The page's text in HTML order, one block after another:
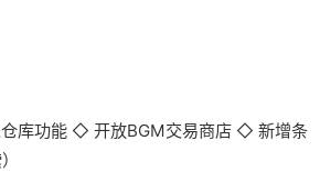
库功能 ◇ 开放BGM交易商店 ◇ 新增条